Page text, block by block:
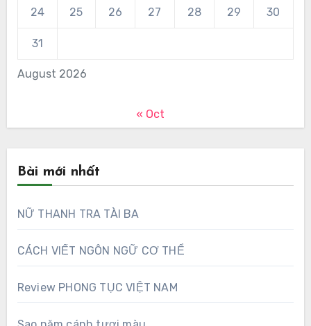
August 2026
24 25 26 27 28 29 30
31
« Oct
Bài mới nhất
NỮ THANH TRA TÀI BA
CÁCH VIẾT NGÔN NGỮ CƠ THỂ
Review PHONG TỤC VIỆT NAM